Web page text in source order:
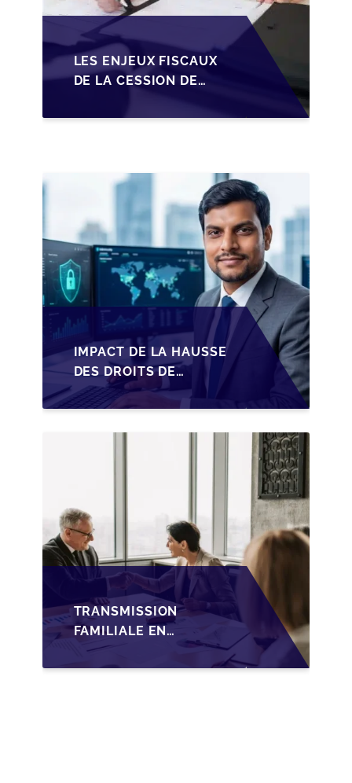
LES ENJEUX FISCAUX
DE LA CESSION DE
LES DIRIGEANTS DE
IMPACT DE LA HAUSSE
DES DROITS DE
SUCCESSION EN
WALLONIE SUR LA
TRANSMISSION
TRANSMISSION
FAMILIALE EN
WALLONIE :
NOUVELLES